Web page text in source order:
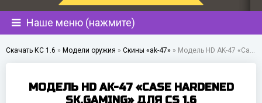
Наше меню (нажмите)
Скачать КС 1.6 » Модели оружия » Скины «ak-47» » Модель HD AK-47 «Case Hardened SK.Gaming» для CS 1.6
МОДЕЛЬ HD AK-47 «CASE HARDENED
SK.GAMING» ДЛЯ CS 1.6